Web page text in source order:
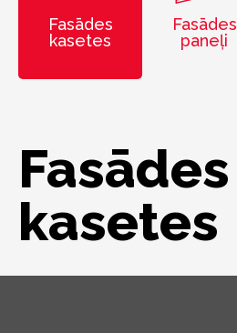
Fasādes
kasetes
Fasādes
paneļi
Fasādes
kasetes